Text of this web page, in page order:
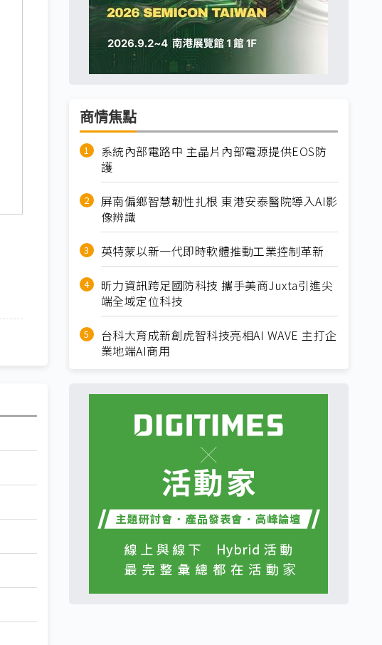
商情焦點
系統內部電路中 主晶片內部電源提供EOS防
護
屏南偏鄉智慧韌性扎根 東港安泰醫院導入AI影
像辨識
英特蒙以新一代即時軟體推動工業控制革新
昕力資訊跨足國防科技 攜手美商Juxta引進尖
端全域定位科技
台科大育成新創虎智科技亮相AI WAVE 主打企
業地端AI商用